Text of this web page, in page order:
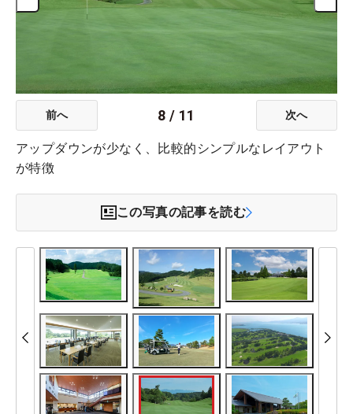
前へ 8 / 11 次へ
アップダウンが少なく、比較的シンプルなレイアウト
が特徴
この写真の記事を読む